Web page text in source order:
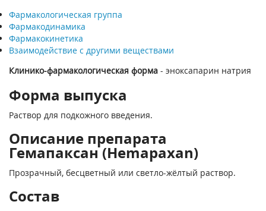
Фармакологическая группа
Фармакодинамика
Фармакокинетика
Взаимодействие с другими веществами
Клинико-фармакологическая форма - эноксапарин натрия
Форма выпуска
Раствор для подкожного введения.
Описание препарата
Гемапаксан (Hemapaxan)
Прозрачный, бесцветный или светло-жёлтый раствор.
Состав